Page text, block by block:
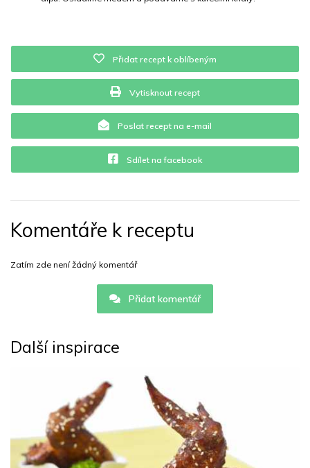
Přidat recept k oblíbeným
Vytisknout recept
Poslat recept na e-mail
Sdílet na facebook
Komentáře k receptu
Zatím zde není žádný komentář
Přidat komentář
Další inspirace